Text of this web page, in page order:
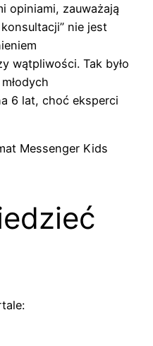
opiniami, zauważają
nie jest
wątpliwości. Tak było
6 lat, choć eksperci
Messenger Kids